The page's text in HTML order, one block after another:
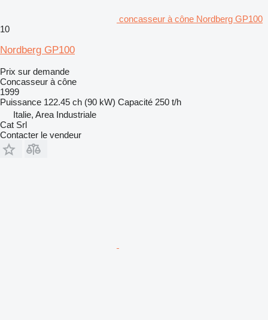
concasseur à cône Nordberg GP100
10
Nordberg GP100
Prix sur demande
Concasseur à cône
1999
Puissance 122.45 ch (90 kW) Capacité 250 t/h
Italie, Area Industriale
Cat Srl
Contacter le vendeur